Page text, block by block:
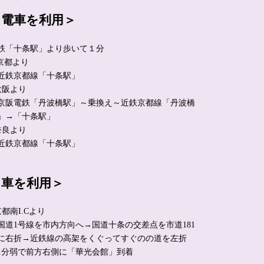
車を利用＞
「十条駅」より歩いて１分
都より
鉄京都線「十条駅」
より
阪電鉄「丹波橋駅」～乗換え～近鉄京都線「丹波橋
→「十条駅」
より
鉄京都線「十条駅」
を利用＞
南I.Cより
道1号線を市内方向へ→国道十条の交差点を市道181
右折→近鉄線の高架をくぐってすぐのの道を左折
弱で前方右側に「華光会館」到着